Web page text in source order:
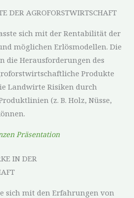
DER AGROFORSTWIRTSCHAFT
sich mit der Rentabilität der
möglichen Erlösmodellen. Die
die Herausforderungen des
Produkte
Landwirte Risiken durch
(z. B. Holz, Nüsse,
Präsentation
IN DER
sich mit den Erfahrungen von